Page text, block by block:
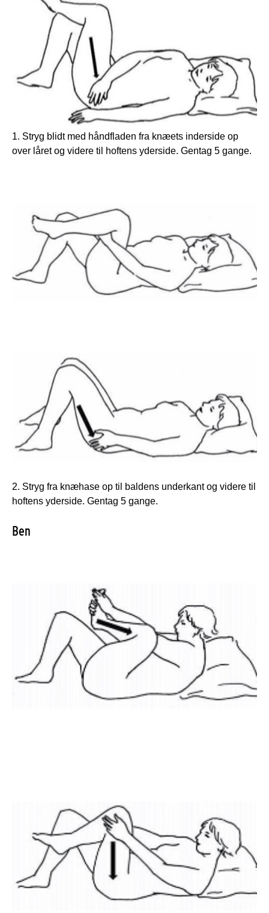
1. Stryg blidt med håndfladen fra knæets inderside op
over låret og videre til hoftens yderside. Gentag 5 gange.
2. Stryg fra knæhase op til baldens underkant og videre til
hoftens yderside. Gentag 5 gange.
Ben